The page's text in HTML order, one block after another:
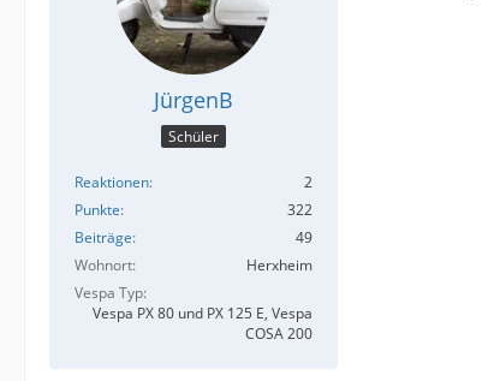
JürgenB
Schüler
Reaktionen
2
Punkte
322
Beiträge
49
Wohnort
Herxheim
Vespa Typ
Vespa PX 80 und PX 125 E, Vespa
COSA 200